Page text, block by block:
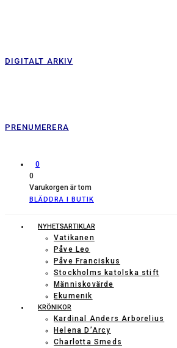
DIGITALT ARKIV
PRENUMERERA
0
0
Varukorgen är tom
BLÄDDRA I BUTIK
NYHETSARTIKLAR
Vatikanen
Påve Leo
Påve Franciskus
Stockholms katolska stift
Människovärde
Ekumenik
KRÖNIKOR
Kardinal Anders Arborelius
Helena D’Arcy
Charlotta Smeds